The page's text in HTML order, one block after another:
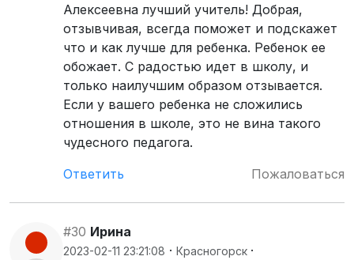
Алексеевна лучший учитель! Добрая,
отзывчивая, всегда поможет и подскажет
что и как лучше для ребенка. Ребенок ее
обожает. С радостью идет в школу, и
только наилучшим образом отзывается.
Если у вашего ребенка не сложились
отношения в школе, это не вина такого
чудесного педагога.
Ответить
Пожаловаться
#30 Ирина
2023-02-11 23:21:08 · Красногорск ·